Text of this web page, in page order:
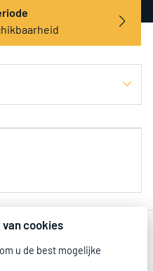
cookies
u de best mogelijke